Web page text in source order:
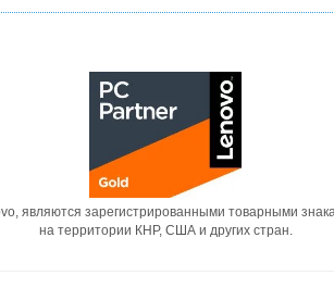
являются зарегистрированными товарными
на территории КНР, США и других стран.